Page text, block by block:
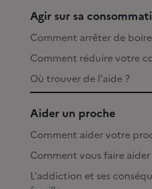
Agir sur sa
Comment arrêter de
Comment réduire votre
Où trouver de l'aide ?
Aider un proche
Comment aider votre
Comment vous faire aider
L'addiction et ses